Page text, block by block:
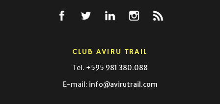
CLUB AVIRU TRAIL
Tel. +595 981 380.088
E-mail: info@avirutrail.com